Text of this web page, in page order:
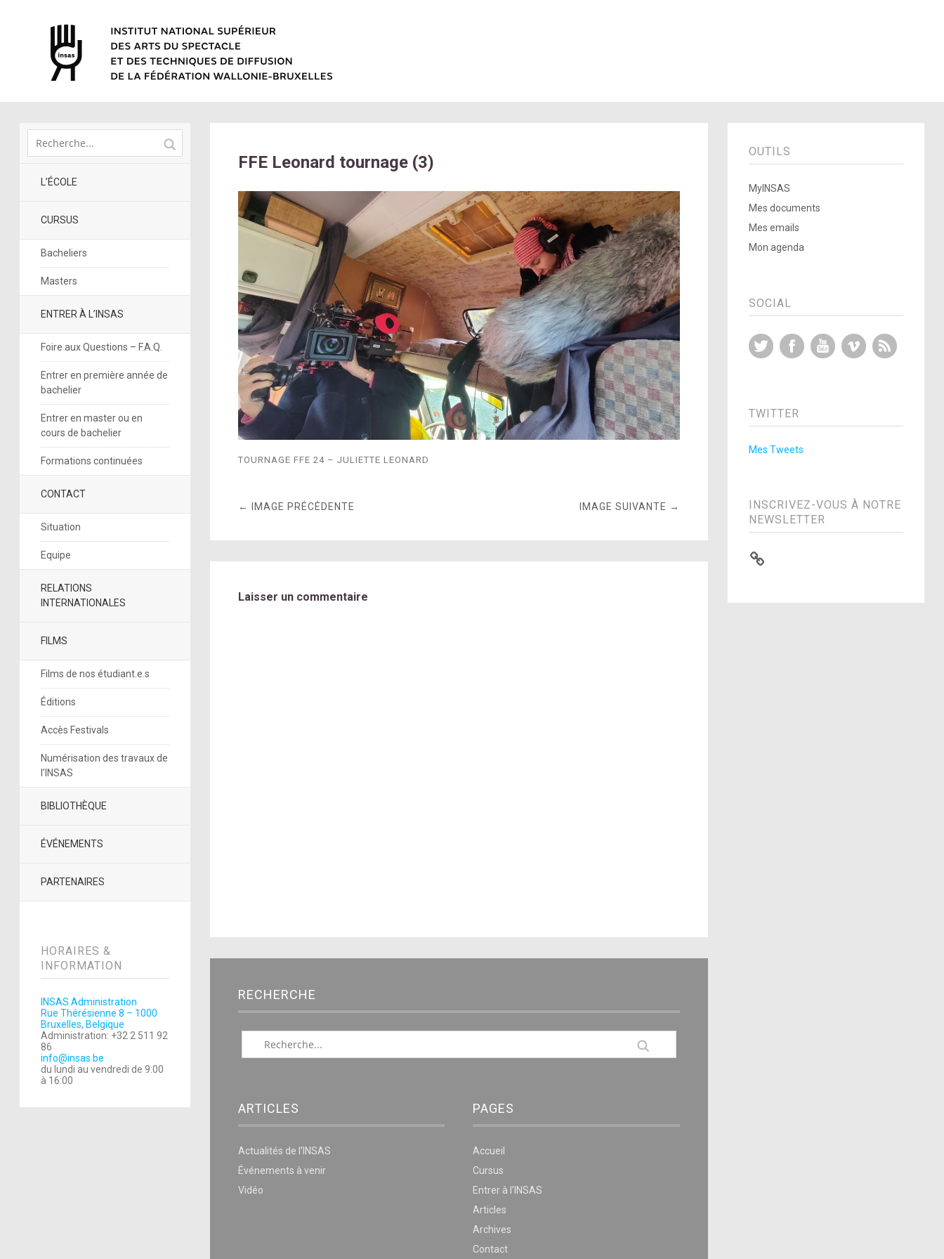
L’ÉCOLE
CURSUS
Bacheliers
Masters
ENTRER À L’INSAS
Foire aux Questions – F.A.Q.
Entrer en première année de
bachelier
Entrer en master ou en
cours de bachelier
Formations continuées
CONTACT
Situation
Equipe
RELATIONS
INTERNATIONALES
FILMS
Films de nos étudiant.e.s
Éditions
Accès Festivals
Numérisation des travaux de
l’INSAS
BIBLIOTHÈQUE
ÉVÉNEMENTS
PARTENAIRES
HORAIRES &
INFORMATION
INSAS Administration
Rue Thérésienne 8 – 1000
Bruxelles, Belgique
Administration: +32 2 511 92
86
info@insas.be
du lundi au vendredi de 9:00
à 16:00
FFE Leonard tournage (3)
TOURNAGE FFE 24 – JULIETTE LEONARD
← IMAGE PRÉCÉDENTE IMAGE SUIVANTE →
Laisser un commentaire
RECHERCHE
ARTICLES
Actualités de l’INSAS
Événements à venir
Vidéo
PAGES
Accueil
Cursus
Entrer à l’INSAS
Articles
Archives
Contact
OUTILS
MyINSAS
Mes documents
Mes emails
Mon agenda
SOCIAL
Twitter FacebookYouTubeVimeo
TWITTER
Mes Tweets
INSCRIVEZ-VOUS À NOTRE
NEWSLETTER